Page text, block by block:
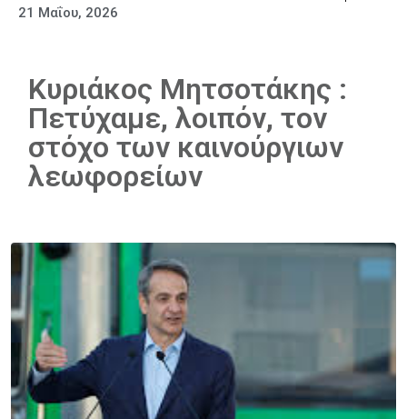
21 Μαΐου, 2026
Κυριάκος Μητσοτάκης :
Πετύχαμε, λοιπόν, τον
στόχο των καινούργιων
λεωφορείων